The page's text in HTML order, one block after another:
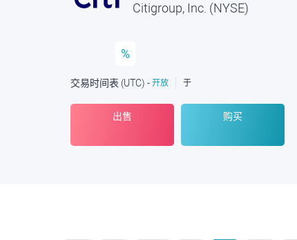
Citigroup, Inc. (NYSE)
%
交易时间表 (UTC) - 开放 于
出售 购买